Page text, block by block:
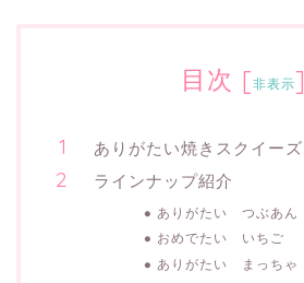
目次 [非表示]
ありがたい焼きスクイーズ
ラインナップ紹介
ありがたい つぶあん
おめでたい いちご
ありがたい まっちゃ